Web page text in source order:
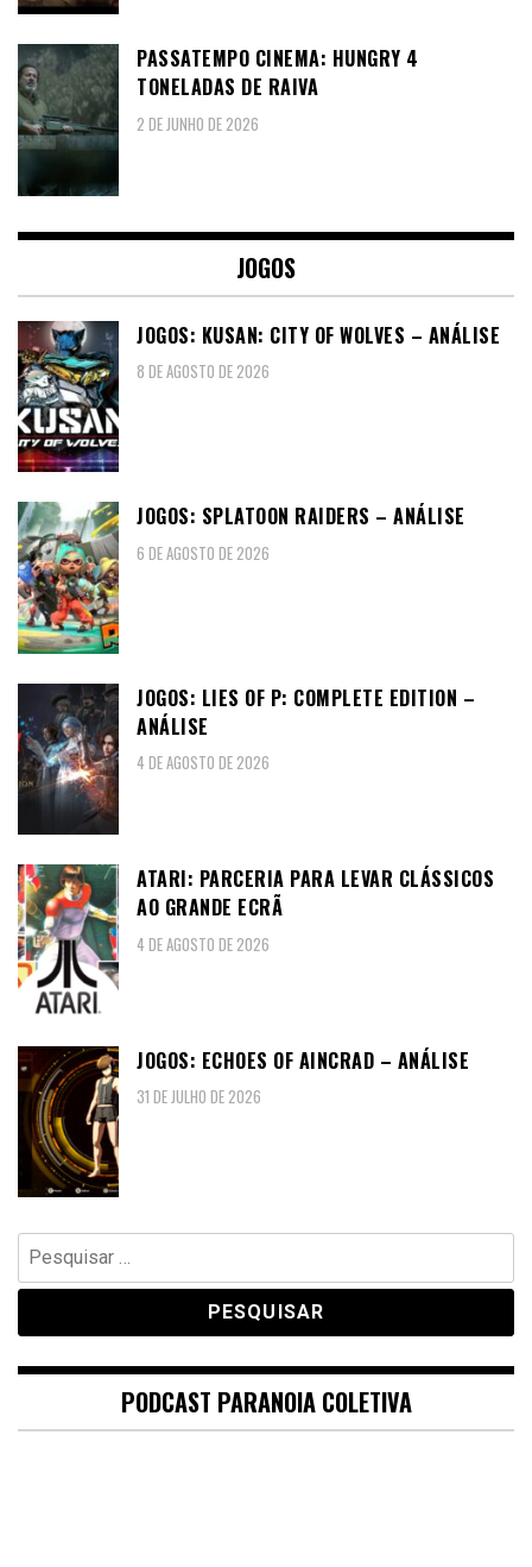
PASSATEMPO CINEMA: HUNGRY 4
TONELADAS DE RAIVA
2 DE JUNHO DE 2026
JOGOS
JOGOS: KUSAN: CITY OF WOLVES – ANÁLISE
8 DE AGOSTO DE 2026
JOGOS: SPLATOON RAIDERS – ANÁLISE
6 DE AGOSTO DE 2026
JOGOS: LIES OF P: COMPLETE EDITION –
ANÁLISE
4 DE AGOSTO DE 2026
ATARI: PARCERIA PARA LEVAR CLÁSSICOS
AO GRANDE ECRÃ
4 DE AGOSTO DE 2026
JOGOS: ECHOES OF AINCRAD – ANÁLISE
31 DE JULHO DE 2026
Pesquisar
por:
PODCAST PARANOIA COLETIVA